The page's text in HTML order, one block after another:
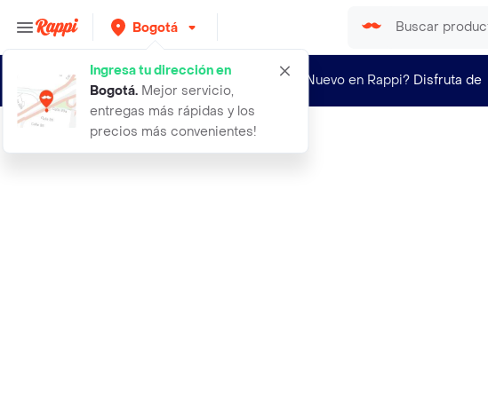
Bogotá
Ingresa tu dirección en
Bogotá. Mejor servicio,
entregas más rápidas y los
precios más convenientes!
¿Nuevo en Rappi? Disfruta de
aceite esencial palmarosa just 10 m